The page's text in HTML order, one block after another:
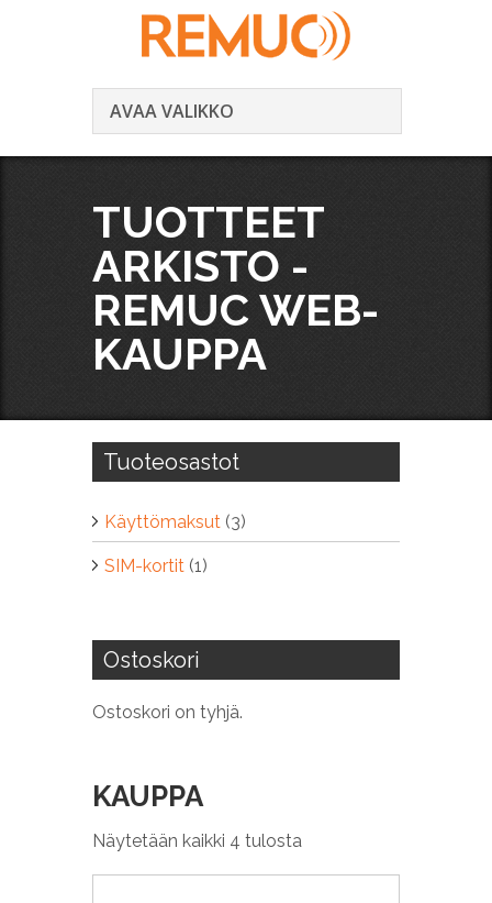
AVAA VALIKKO
TUOTTEET
ARKISTO -
REMUC WEB-
KAUPPA
Tuoteosastot
Käyttömaksut (3)
SIM-kortit (1)
Ostoskori
Ostoskori on tyhjä.
KAUPPA
Näytetään kaikki 4 tulosta